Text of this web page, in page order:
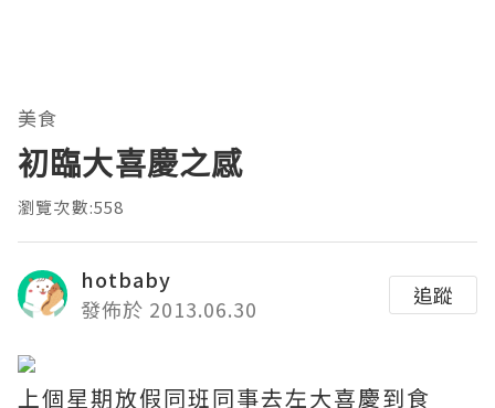
美食
初臨大喜慶之感
瀏覽次數:558
hotbaby
發佈於 2013.06.30
追蹤
上個星期放假同班同事去左大喜慶到食